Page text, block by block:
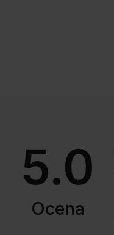
5.0
Ocena